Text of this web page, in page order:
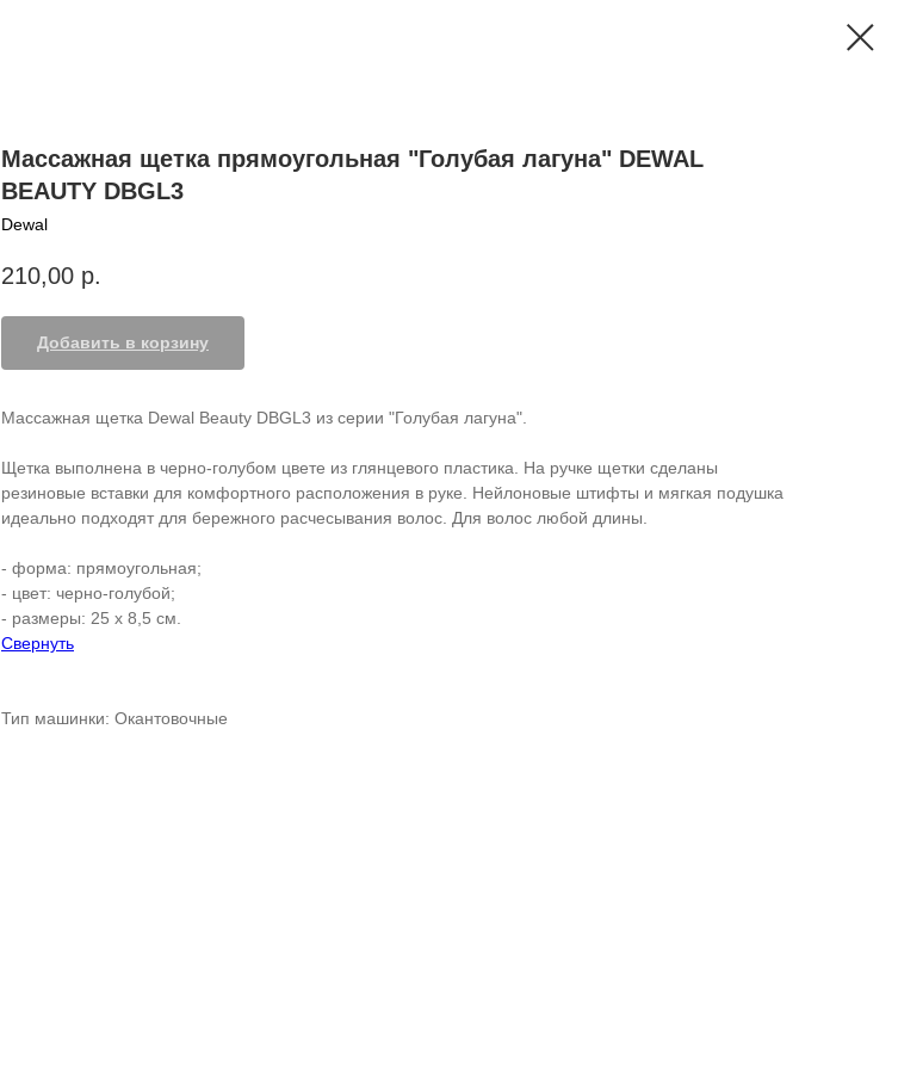
Массажная щетка прямоугольная "Голубая лагуна" DEWAL
BEAUTY DBGL3
Dewal
210,00 р.
Добавить в корзину
Массажная щетка Dewal Beauty DBGL3 из серии "Голубая лагуна".
Щетка выполнена в черно-голубом цвете из глянцевого пластика. На ручке щетки сделаны
резиновые вставки для комфортного расположения в руке. Нейлоновые штифты и мягкая подушка
идеально подходят для бережного расчесывания волос. Для волос любой длины.
- форма: прямоугольная;
- цвет: черно-голубой;
- размеры: 25 х 8,5 см.
Свернуть
Тип машинки: Окантовочные